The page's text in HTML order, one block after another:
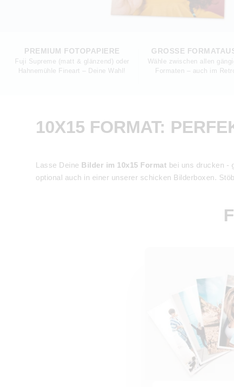
PREMIUM FOTOPAPIERE
Fuji Supreme (matt & glänzend) oder
Hahnemühle Fineart – Deine Wahl!
GROSSE
Wähle zwischen allen
Formaten – auch im
10X15 FORMAT:
Lasse Deine Bilder im 10x15 Format bei uns drucken -
optional auch in einer unserer schicken Bilderboxen.